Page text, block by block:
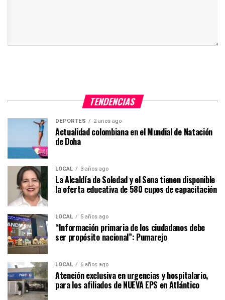
TENDENCIAS
DEPORTES 2 años ago
Actualidad colombiana en el Mundial de Natación
de Doha
LOCAL 3 años ago
La Alcaldía de Soledad y el Sena tienen disponible
la oferta educativa de 580 cupos de capacitación
LOCAL 5 años ago
“Información primaria de los ciudadanos debe
ser propósito nacional”: Pumarejo
LOCAL 6 años ago
Atención exclusiva en urgencias y hospitalario,
para los afiliados de NUEVA EPS en Atlántico